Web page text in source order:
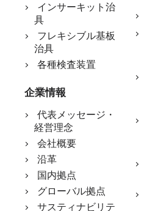
インサーキット治
具
フレキシブル基板
治具
各種検査装置
企業情報
代表メッセージ・
経営理念
会社概要
沿革
国内拠点
グローバル拠点
サスティナビリテ